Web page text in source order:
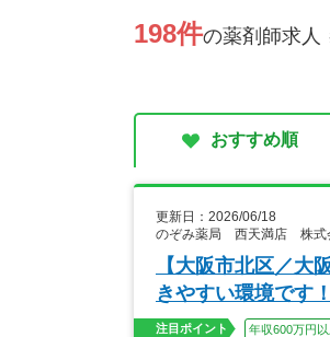
198件の薬剤師求人
おすすめ順
更新日：2026/06/18
のぞみ薬局 西天満店 株式
【大阪市北区／
きやすい環境です！
注目ポイント 年収600万円